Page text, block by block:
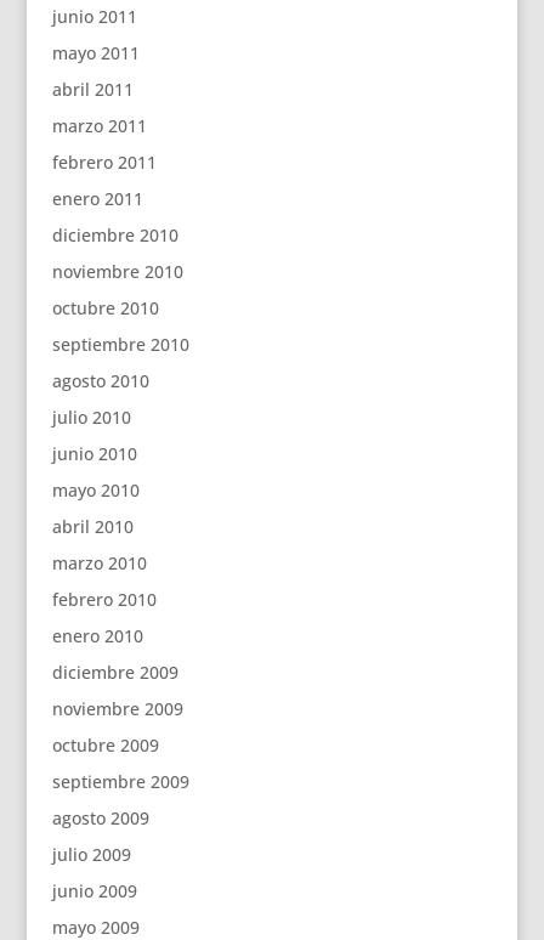
junio 2011
mayo 2011
abril 2011
marzo 2011
febrero 2011
enero 2011
diciembre 2010
noviembre 2010
octubre 2010
septiembre 2010
agosto 2010
julio 2010
junio 2010
mayo 2010
abril 2010
marzo 2010
febrero 2010
enero 2010
diciembre 2009
noviembre 2009
octubre 2009
septiembre 2009
agosto 2009
julio 2009
junio 2009
mayo 2009